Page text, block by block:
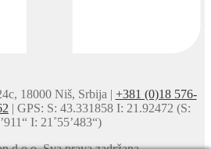
18000 Niš, Srbija | +381 (0)18 576-
| GPS: S: 43.331858 I: 21.92472 (S:
I: 21˚55’483“)